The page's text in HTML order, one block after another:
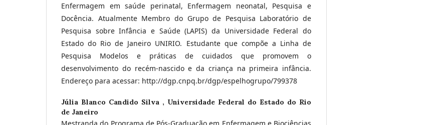
Enfermagem em saúde perinatal, Enfermagem neonatal, Pesquisa e
Docência. Atualmente Membro do Grupo de Pesquisa Laboratório de
Pesquisa sobre Infância e Saúde (LAPIS) da Universidade Federal do
Estado do Rio de Janeiro UNIRIO. Estudante que compõe a Linha de
Pesquisa Modelos e práticas de cuidados que promovem o
desenvolvimento do recém-nascido e da criança na primeira infância.
Endereço para acessar: http://dgp.cnpq.br/dgp/espelhogrupo/799378
Júlia Blanco Candido Silva , Universidade Federal do Estado do Rio
de Janeiro